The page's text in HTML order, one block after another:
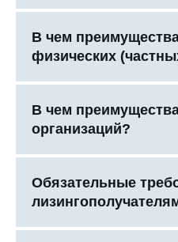
В чем
физических
В чем
организаций?
Обязательные